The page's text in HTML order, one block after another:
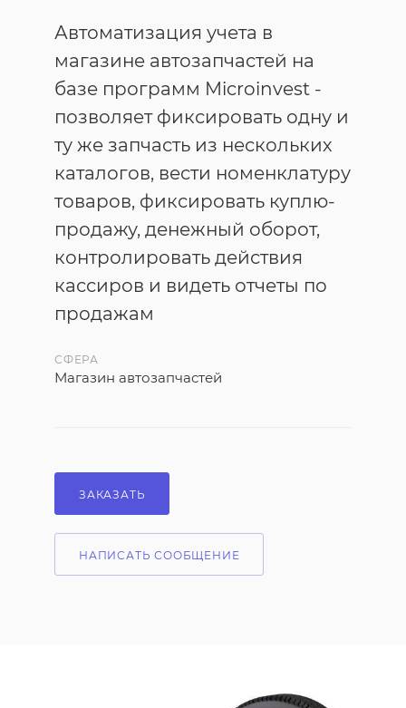
Автоматизация учета в
магазине автозапчастей на
базе программ Microinvest -
позволяет фиксировать одну и
ту же запчасть из нескольких
каталогов, вести номенклатуру
товаров, фиксировать куплю-
продажу, денежный оборот,
контролировать действия
кассиров и видеть отчеты по
продажам
СФЕРА
Магазин автозапчастей
ЗАКАЗАТЬ
НАПИСАТЬ СООБЩЕНИЕ